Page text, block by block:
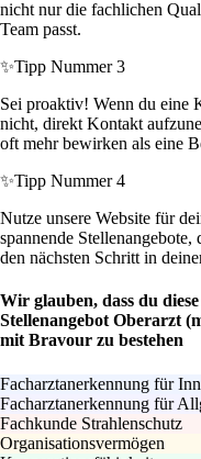
nicht nur die fachlichen
Team passt.
✨Tipp Nummer 3
Sei proaktiv! Wenn du eine
nicht, direkt Kontakt
oft mehr bewirken als eine
✨Tipp Nummer 4
Nutze unsere Website für
spannende
den nächsten Schritt in
Wir glauben, dass du
Stellenangebot Oberarzt
mit Bravour zu bestehen
Facharztanerkennung für
Facharztanerkennung für
Fachkunde Strahlenschutz
Organisationsvermögen